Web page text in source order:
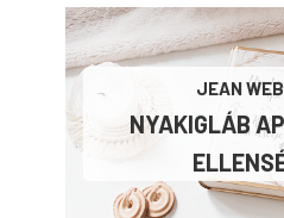
JEAN
NYAKIGLÁB